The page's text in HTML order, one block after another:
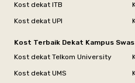
Kost dekat ITB
Kost dekat UPI
Kost Terbaik Dekat Kampus
Kost dekat Telkom University
Kost dekat UMS